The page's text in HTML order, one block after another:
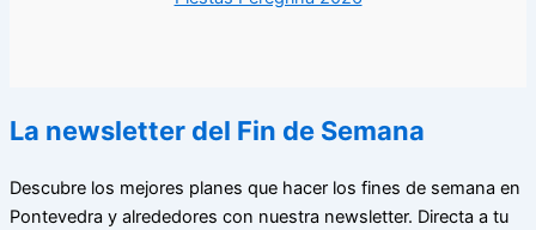
La newsletter del Fin de Semana
Descubre los mejores planes que hacer los fines de semana en
Pontevedra y alrededores con nuestra newsletter. Directa a tu